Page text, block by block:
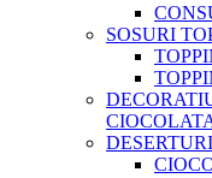
SOSURI
DESERTURI